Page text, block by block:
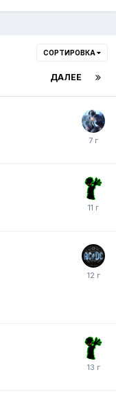
СОРТИРОВКА
ДАЛЕЕ